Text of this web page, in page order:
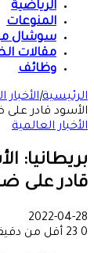
الرياضية
المنوعات
سوشال
مقالات
وظائف
الرئيسية|الأخبار
الأسود قادر على
الأخبار العالمية
بريطانيا:
قادر على
2022-04-28
0
أقل من